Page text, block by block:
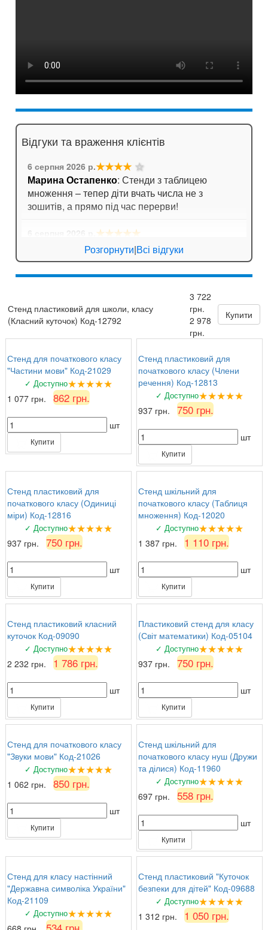
Відгуки та враження клієнтів
6 серпня 2026 р.★★★★ ☆
Марина Остапенко: Стенди з таблицею
множення – тепер діти вчать числа не з
зошитів, а прямо під час перерви!
★★★★★
Катерина Біла: Порадувала швидка доставка.
Замовляли кишені для стендів, все чітко,
тримають аркуші надійно.
Сергій: Ціна та якість супер!
Розгорнути|Всі відгуки
Стенд пластиковий для школи, класу
(Класний куточок) Код-12792
3 722
грн.
2 978
грн.
Купити
Стенд для початкового класу
"Частини мови" Код-21029
✓ Доступно★★★★★
1 077 грн. 862 грн.
шт
Купити
Стенд пластиковий для
початкового класу (Члени
речення) Код-12813
✓ Доступно★★★★★
937 грн. 750 грн.
шт
Купити
Стенд пластиковий для
початкового класу (Одиниці
міри) Код-12816
✓ Доступно★★★★★
937 грн. 750 грн.
шт
Купити
Стенд шкільний для
початкового класу (Таблиця
множення) Код-12020
✓ Доступно★★★★★
1 387 грн. 1 110 грн.
шт
Купити
Стенд пластиковий класний
куточок Код-09090
✓ Доступно★★★★★
2 232 грн. 1 786 грн.
шт
Купити
Пластиковий стенд для класу
(Світ математики) Код-05104
✓ Доступно★★★★★
937 грн. 750 грн.
шт
Купити
Стенд для початкового класу
"Звуки мови" Код-21026
✓ Доступно★★★★★
1 062 грн. 850 грн.
шт
Купити
Стенд шкільний для
початкового класу нуш (Дружи
та ділися) Код-11960
✓ Доступно★★★★★
697 грн. 558 грн.
шт
Купити
Стенд для класу настінний
"Державна символіка України"
Код-21109
✓ Доступно★★★★★
Стенд пластиковий "Куточок
безпеки для дітей" Код-09688
✓ Доступно★★★★★
1 312 грн. 1 050 грн.